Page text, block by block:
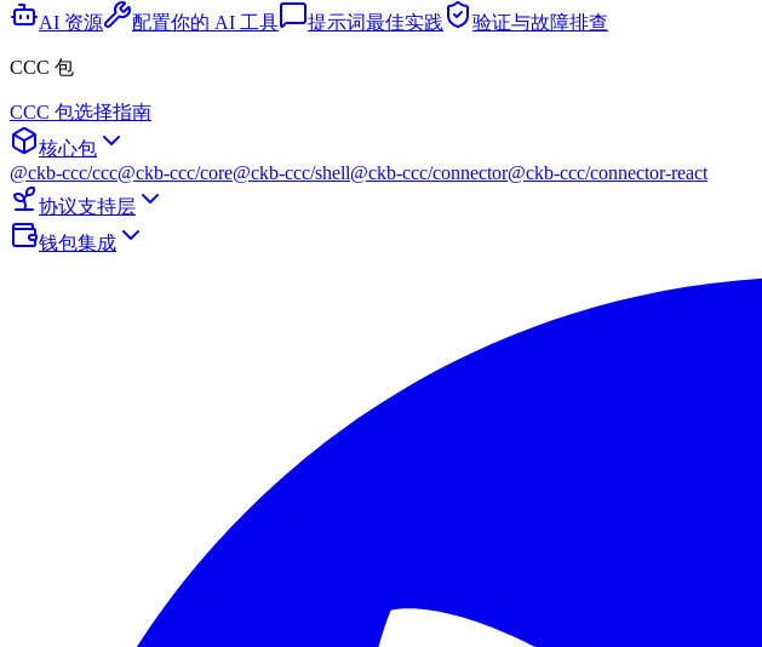
AI 资源 配置你的 AI 工具 提示词最佳实践 验证与故障排查
CCC 包
CCC 包选择指南
核心包
@ckb-ccc/ccc@ckb-ccc/core@ckb-ccc/shell@ckb-ccc/connector@ckb-ccc/connector-react
协议支持层
钱包集成